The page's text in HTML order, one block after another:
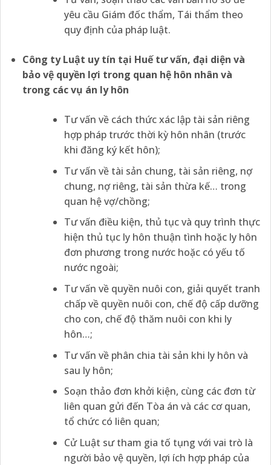
yêu cầu Giám đốc thẩm, Tái thẩm theo
quy định của pháp luật.
Công ty Luật uy tín tại Huế tư vấn, đại diện và
bảo vệ quyền lợi trong quan hệ hôn nhân và
trong các vụ án ly hôn
Tư vấn về cách thức xác lập tài sản riêng
hợp pháp trước thời kỳ hôn nhân (trước
khi đăng ký kết hôn);
Tư vấn về tài sản chung, tài sản riêng, nợ
chung, nợ riêng, tài sản thừa kế… trong
quan hệ vợ/chồng;
Tư vấn điều kiện, thủ tục và quy trình thực
hiện thủ tục ly hôn thuận tình hoặc ly hôn
đơn phương trong nước hoặc có yếu tố
nước ngoài;
Tư vấn về quyền nuôi con, giải quyết tranh
chấp về quyền nuôi con, chế độ cấp dưỡng
cho con, chế độ thăm nuôi con khi ly
hôn…;
Tư vấn về phân chia tài sản khi ly hôn và
sau ly hôn;
Soạn thảo đơn khởi kiện, cùng các đơn từ
liên quan gửi đến Tòa án và các cơ quan,
tổ chức có liên quan;
Cử Luật sư tham gia tố tụng với vai trò là
người bảo vệ quyền, lợi ích hợp pháp của